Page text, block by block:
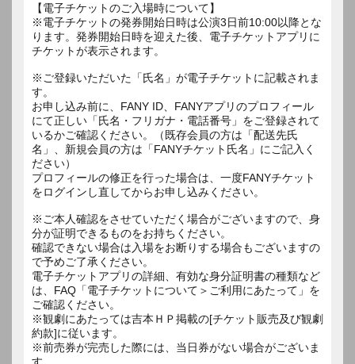
【電子チケットのご入場時について】
※電子チケットの発券開始日時は公演3日前10:00以降とな
ります。発券開始日時を迎えた後、電子チケットアプリに
チケットが表示されます。
※ご登録いただいた「氏名」が電子チケットに記載されま
す。
お申し込み前に、FANY ID、FANYアプリのプロフィール
にて正しい「氏名・フリガナ・電話番号」をご登録されて
いるかご確認ください。（既存会員の方は「配送先氏
名」、新規会員の方は「FANYチケット氏名」にご記入く
ださい）
プロフィールの修正を行った場合は、一度FANYチケット
をログインし直してからお申し込みください。
※ご本人確認をさせていただく場合がございますので、身
分が証明できるものをお持ちください。
確認できない場合は入場をお断りする場合もございますの
で予めご了承ください。
電子チケットアプリの詳細、有効な身分証明書の種類など
は、FAQ「電子チケットについて＞ご利用にあたって」を
ご確認ください。
※観劇にあたっては吉本ＨＰ掲載の[チケット販売及び観劇
約款]に従います。
※前売券が完売した際には、当日券がない場合がございま